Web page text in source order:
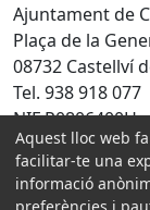
Ajuntament de
Plaça de la
08732 Castellví
Tel. 938 918 077
NIF P0806400H
Amb la
Aquest lloc web
facilitar-te una
informació